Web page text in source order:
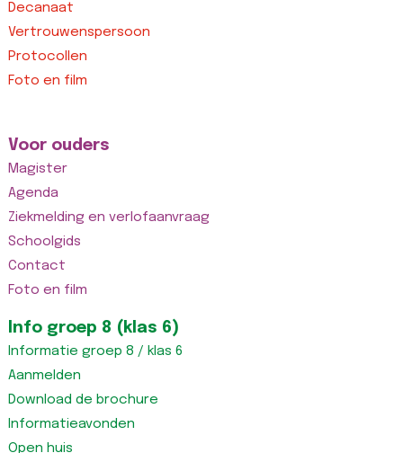
Decanaat
Vertrouwenspersoon
Protocollen
Foto en film
Voor ouders
Magister
Agenda
Ziekmelding en verlofaanvraag
Schoolgids
Contact
Foto en film
Info groep 8 (klas 6)
Informatie groep 8 / klas 6
Aanmelden
Download de brochure
Informatieavonden
Open huis